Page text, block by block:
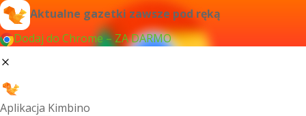
Aktualne gazetki zawsze pod ręką
Dodaj do Chrome – ZA DARMO
Aplikacja Kimbino